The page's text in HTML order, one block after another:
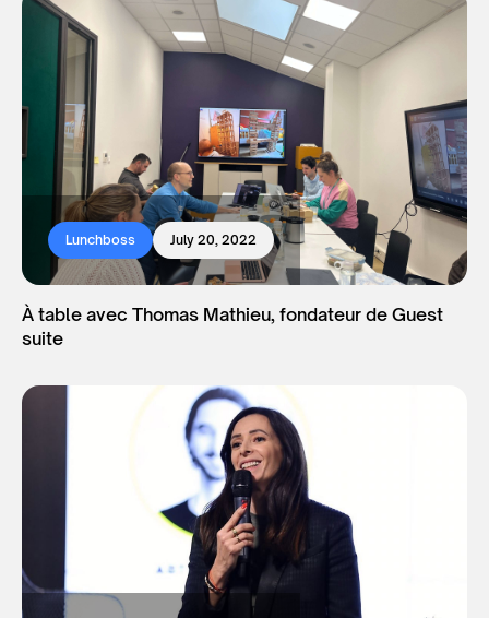
Lunchboss July 20, 2022
À table avec Thomas Mathieu, fondateur de Guest
suite